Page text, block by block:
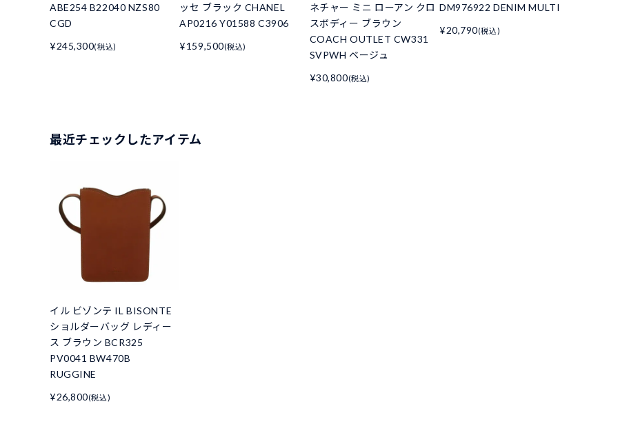
ABE254 B22040 NZS80
CGD
¥245,300(税込)
ッセ ブラック CHANEL
AP0216 Y01588 C3906
¥159,500(税込)
ネチャー ミニ ローアン クロ
スボディー ブラウン
COACH OUTLET CW331
SVPWH ベージュ
¥30,800(税込)
DM976922 DENIM MULTI
¥20,790(税込)
最近チェックしたアイテム
イル ビゾンテ IL BISONTE
ショルダーバッグ レディー
ス ブラウン BCR325
PV0041 BW470B
RUGGINE
¥26,800(税込)